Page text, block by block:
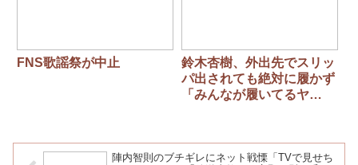
FNS歌謡祭が中止
鈴木杏樹、外出先でスリッ
パ出されても絶対に履かず
「みんなが履いてるヤ
陣内智則のブチギレにネット戦慄「TVで見せち